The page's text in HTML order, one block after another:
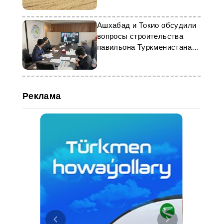
Ашхабад и Токио обсудили
вопросы строительства
павильона Туркменистана в
Осака
Реклама